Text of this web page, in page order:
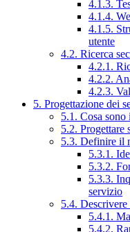
4.1.3.
4.1.4.
4.1.5.
utente
4.2. Ricerca
4.2.1.
4.2.2.
4.2.3.
5. Progettazione dei
5.1. Cosa
5.2.
5.3. Definire il
5.3.1.
5.3.2.
5.3.3.
servizio
5.4.
5.4.1.
5.4.2.